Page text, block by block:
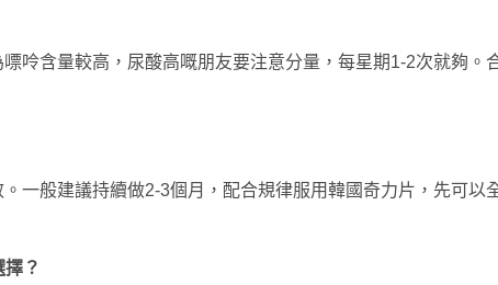
呤含量較高，尿酸高嘅朋友要注意分量，每星期1-2次就夠。
一般建議持續做2-3個月，配合規律服用韓國奇力片，先可以
？